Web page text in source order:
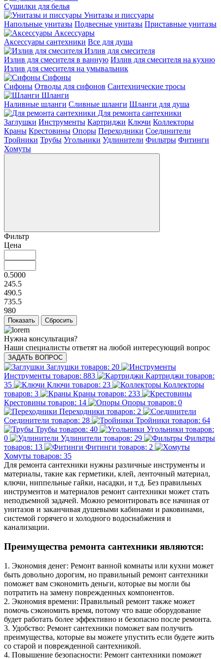
Сушилки для белья
Унитазы и писсуары
Напольные унитазы Подвесные унитазы Приставные унитазы
Аксессуары
Аксессуары сантехники Все для душа
Излив для смесителя
Излив для смесителя в ванную Излив для смесителя на кухню
Излив для смесителя на умывальник
Сифоны
Сифоны Отводы для сифонов Сантехнические тросы
Шланги
Наливные шланги Сливные шланги Шланги для душа
Для ремонта сантехники
Заглушки Инструменты Картриджи Ключи Коллекторы
Краны Крестовины Опоры Переходники Соединители
Тройники Трубы Угольники Удлинители Фильтры Фитинги
Хомуты
Фильтр
Цена
0.5000
245.5
490.5
735.5
980
Нужна консультация?
Наши специалисты ответят на любой интересующий вопрос
ЗАДАТЬ ВОПРОС
Заглушки товаров: 20
Инструменты товаров: 883 Картриджи товаров:
35
Ключи товаров: 23
Коллекторы
товаров: 3
Краны товаров: 233
Крестовины товаров: 14 Опоры товаров: 0
Переходники товаров: 2
Соединители товаров: 28 Тройники товаров: 64
Трубы товаров: 40 Угольники товаров:
0
Удлинители товаров: 29
Фильтры
товаров: 13
Фитинги товаров: 2
Хомуты товаров: 35
Для ремонта сантехники нужны различные инструменты и
материалы, такие как герметики, клей, ленточный материал,
ключи, ниппельные гайки, насадки, и т.д. Без правильных
инструментов и материалов ремонт сантехники может стать
неподъемной задачей. Можно ремонтировать все начиная от
унитазов и заканчивая душевыми кабинами и раковинами,
системой горячего и холодного водоснабжения и
канализации.
Преимущества ремонта сантехники являются:
1. Экономия денег: Ремонт ванной комнаты или кухни может
быть довольно дорогим, но правильный ремонт сантехники
поможет вам сэкономить деньги, которые вы могли бы
потратить на замену поврежденных компонентов.
2. Экономия времени: Правильный ремонт также может
помочь сэкономить время, потому что ваше оборудование
будет работать более эффективно и безопасно после ремонта.
3. Удобство: Ремонт сантехники поможет вам получить
преимущества, которые вы можете упустить если будете жить
со старой и поврежденной сантехникой.
4. Повышение безопасности: Ремонт сантехники поможет